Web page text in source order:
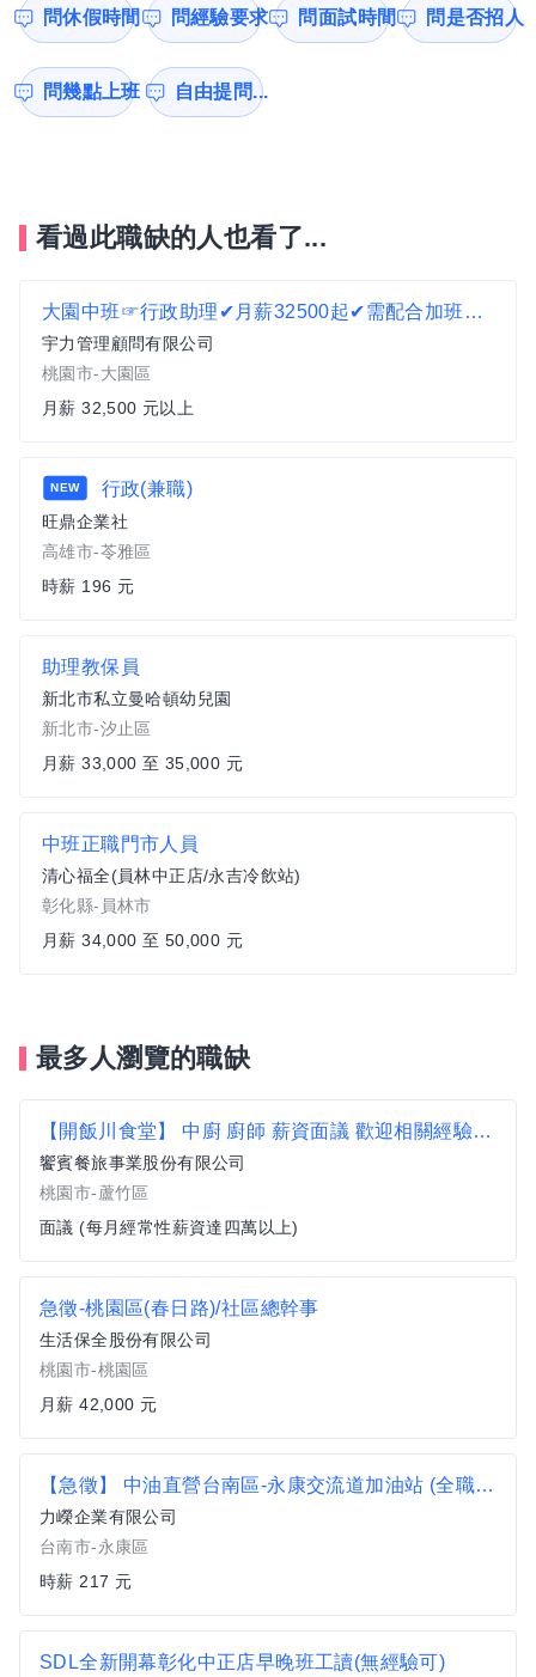
問休假時間 問經驗要求 問面試時間 問是否招人
問幾點上班 自由提問...
看過此職缺的人也看了...
大園中班☞行政助理✔月薪32500起✔需配合加班✔久任獎金Z1
宇力管理顧問有限公司
桃園市-大園區
月薪 32,500 元以上
NEW 行政(兼職)
旺鼎企業社
高雄市-苓雅區
時薪 196 元
助理教保員
新北市私立曼哈頓幼兒園
新北市-汐止區
月薪 33,000 至 35,000 元
中班正職門市人員
清心福全(員林中正店/永吉冷飲站)
彰化縣-員林市
月薪 34,000 至 50,000 元
最多人瀏覽的職缺
【開飯川食堂】 中廚 廚師 薪資面議 歡迎相關經驗者來挑戰【蘆竹區】
饗賓餐旅事業股份有限公司
桃園市-蘆竹區
面議 (每月經常性薪資達四萬以上)
急徵-桃園區(春日路)/社區總幹事
生活保全股份有限公司
桃園市-桃園區
月薪 42,000 元
【急徵】 中油直營台南區-永康交流道加油站 (全職/兼職)
力嶸企業有限公司
台南市-永康區
時薪 217 元
SDL全新開幕彰化中正店早晚班工讀(無經驗可)